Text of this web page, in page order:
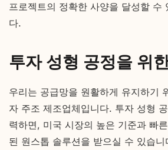
프로젝트의 정확한 사양을 달성할 수
다.
투자 성형 공정을 위
우리는 공급망을 원활하게 유지하기
자 주조 제조업체입니다. 투자 성형
력하면, 미국 시장의 높은 기준과 빠
된 원스톱 솔루션을 받으실 수 있습니